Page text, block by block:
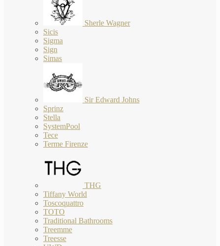
Sherle Wagner
Sicis
Sigma
Sign
Simas
Sir Edward Johns
Sprinz
Stella
SystemPool
Tece
Terme Firenze
THG
Tiffany World
Toscoquattro
TOTO
Traditional Bathrooms
Treemme
Treesse